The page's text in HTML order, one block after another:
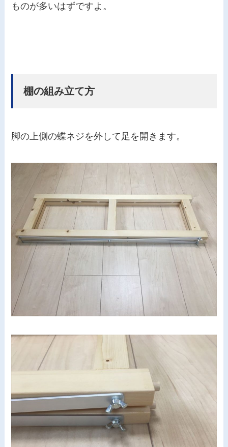
ものが多いはずですよ。
棚の組み立て方
脚の上側の蝶ネジを外して足を開きます。